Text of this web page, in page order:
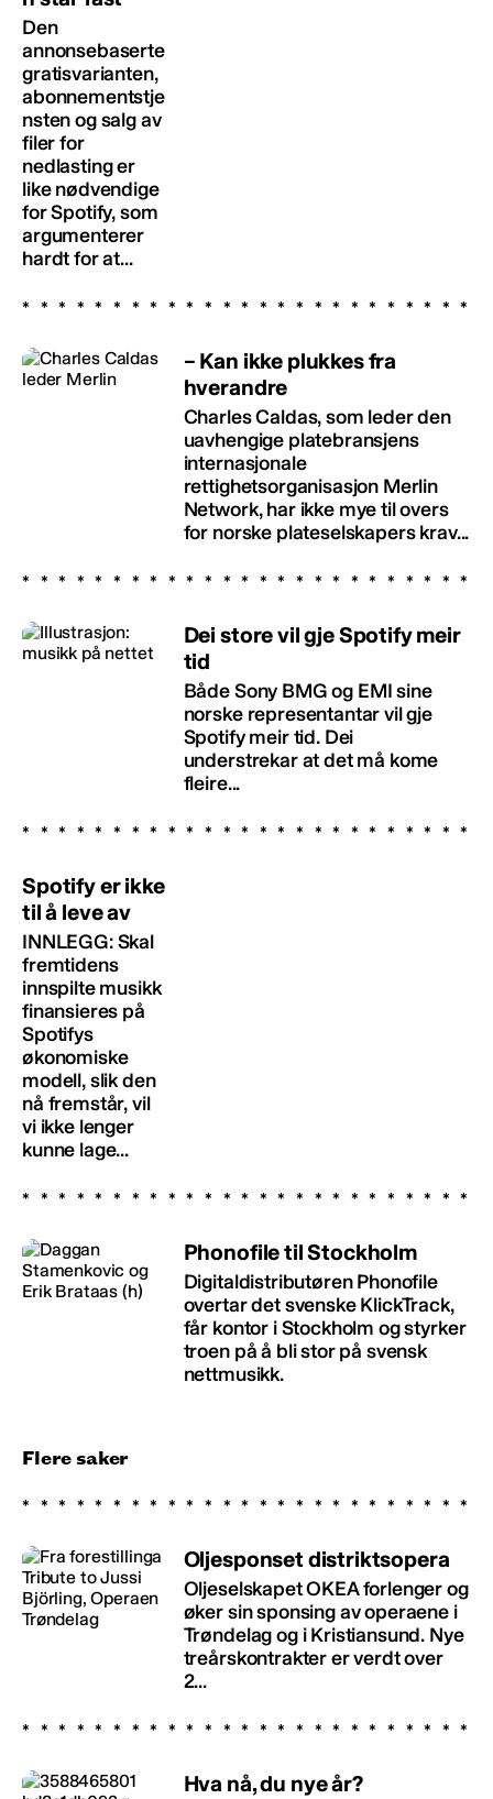
Den
annonsebaserte
gratisvarianten,
abonnementstje
nsten og salg av
filer for
nedlasting er
like nødvendige
for Spotify, som
argumenterer
hardt for at...
– Kan ikke plukkes fra
hverandre
Charles Caldas, som leder den
uavhengige platebransjens
internasjonale
rettighetsorganisasjon Merlin
Network, har ikke mye til overs
for norske plateselskapers krav...
Dei store vil gje Spotify meir
tid
Både Sony BMG og EMI sine
norske representantar vil gje
Spotify meir tid. Dei
understrekar at det må kome
fleire...
Spotify er ikke
til å leve av
INNLEGG: Skal
fremtidens
innspilte musikk
finansieres på
Spotifys
økonomiske
modell, slik den
nå fremstår, vil
vi ikke lenger
kunne lage...
Phonofile til Stockholm
Digitaldistributøren Phonofile
overtar det svenske KlickTrack,
får kontor i Stockholm og styrker
troen på å bli stor på svensk
nettmusikk.
Flere saker
Oljesponset distriktsopera
Oljeselskapet OKEA forlenger og
øker sin sponsing av operaene i
Trøndelag og i Kristiansund. Nye
treårskontrakter er verdt over
2...
Hva nå, du nye år?